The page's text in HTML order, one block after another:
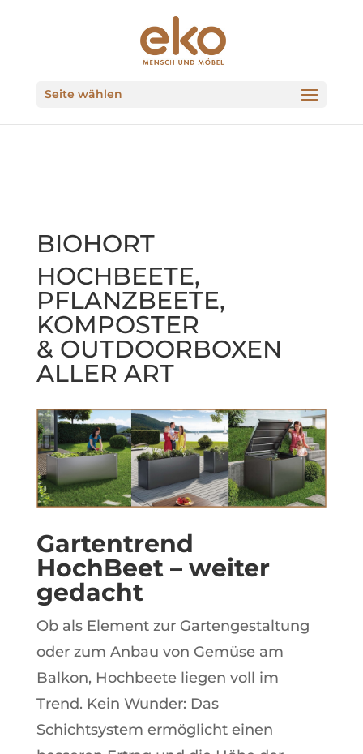
Seite wählen
BIOHORT
HOCHBEETE,
PFLANZBEETE,
KOMPOSTER
& OUTDOORBOXEN
ALLER ART
Gartentrend
HochBeet – weiter
gedacht
Ob als Element zur Gartengestaltung
oder zum Anbau von Gemüse am
Balkon, Hochbeete liegen voll im
Trend. Kein Wunder: Das
Schichtsystem ermöglicht einen